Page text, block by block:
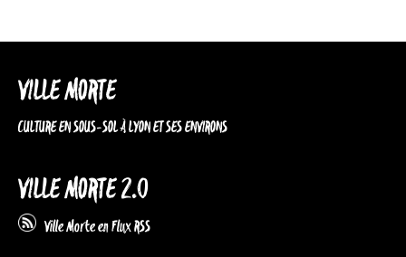
VILLE MORTE
CULTURE EN SOUS-SOL À LYON ET SES ENVIRONS
VILLE MORTE 2.0
Ville Morte en Flux RSS